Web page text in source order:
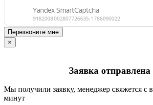
Перезвоните мне
×
Заявка отправлена
Мы получили заявку, менеджер свяжется с
минут